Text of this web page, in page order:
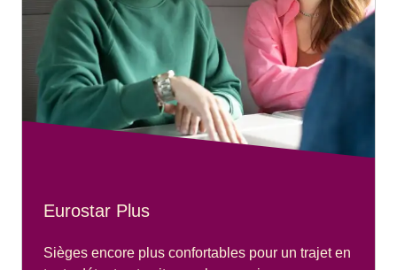
Eurostar Plus
Sièges encore plus confortables pour un trajet en